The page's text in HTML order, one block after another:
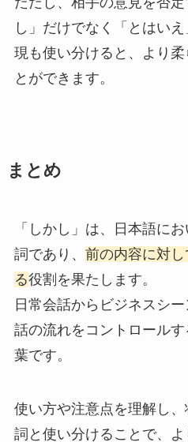
し」だけでなく「とはい
現も使い分けると、より
とができます。
まとめ
「しかし」は、日本語に
詞であり、 前の内容に対
る役割を果たします。
日常会話からビジネスシー
話の流れをコントロール
葉です。
使い方や注意点を理解し
詞と使い分けることで、